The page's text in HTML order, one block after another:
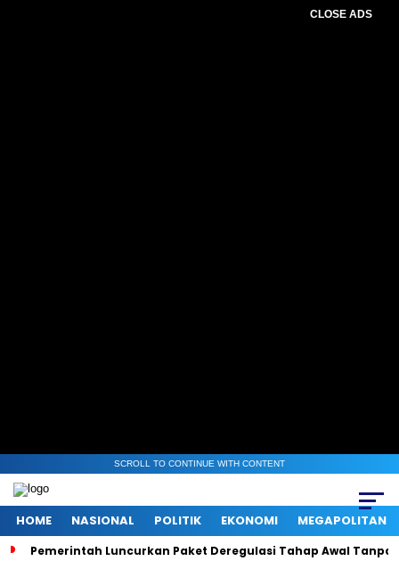
CLOSE ADS
SCROLL TO CONTINUE WITH CONTENT
HOME NASIONAL POLITIK EKONOMI MEGAPOLITAN
Pemerintah Luncurkan Paket Deregulasi Tahap Awal Tanpa